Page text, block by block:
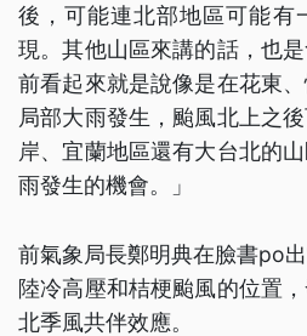
後，可能連北部地區可能有
現。其他山區來講的話，也
前看起來就是說像是在花東
局部大雨發生，颱風北上之
岸、宜蘭地區還有大台北的
雨發生的機會。」
前氣象局長鄭明典在臉書po
陸冷高壓和桔梗颱風的位置
北季風共伴效應。